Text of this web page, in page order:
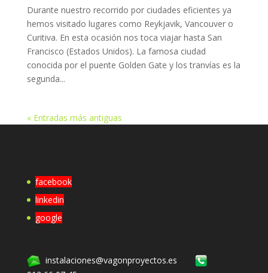
Durante nuestro recorrido por ciudades eficientes ya
hemos visitado lugares como Reykjavik, Vancouver o
Curitiva. En esta ocasión nos toca viajar hasta San
Francisco (Estados Unidos). La famosa ciudad
conocida por el puente Golden Gate y los tranvías es la
segunda...
« Entradas más antiguas
facebook
linkedin
google
instalaciones@vagonproyectos.es